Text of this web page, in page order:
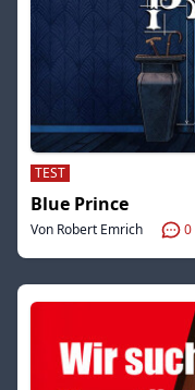
TEST
Blue Prince
Von Robert Emrich 0